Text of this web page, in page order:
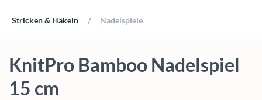
Stricken & Häkeln / Nadelspiele
KnitPro Bamboo Nadelspiel
15 cm